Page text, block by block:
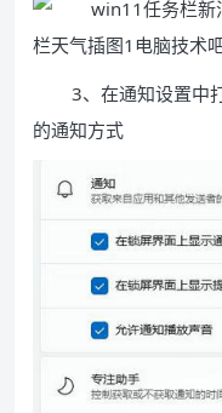
3、在通知设置中
的通知方式